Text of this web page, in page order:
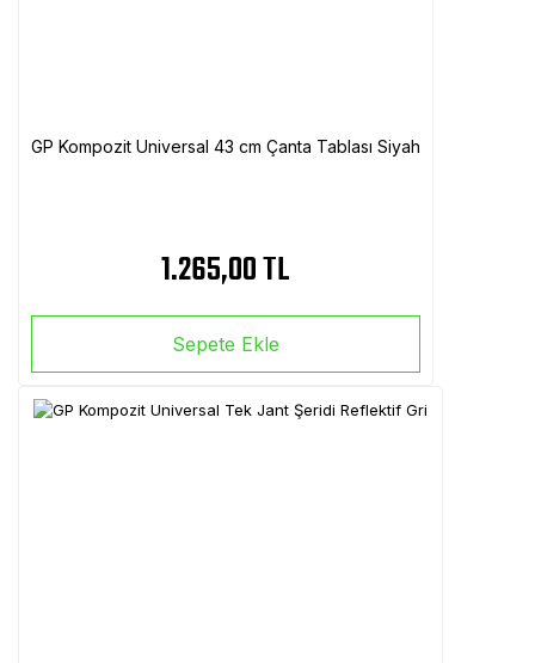
GP Kompozit Universal 43 cm Çanta Tablası Siyah
1.265,00 TL
Sepete Ekle